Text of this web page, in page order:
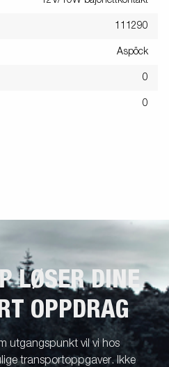
111290
Aspöck
0
0
LØSER DINE
OPPDRAG
utgangspunkt vil vi hos
transportoppgaver. Ikke